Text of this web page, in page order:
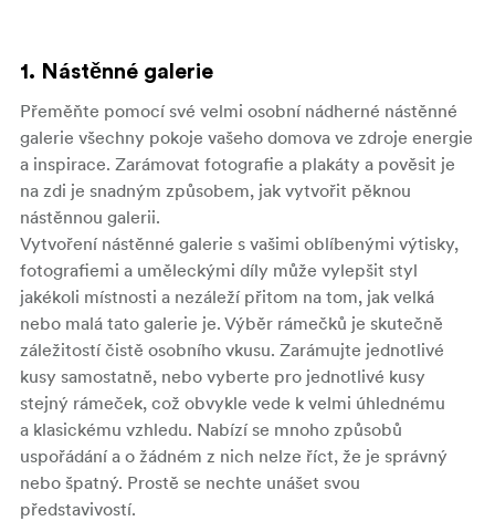
1. Nástěnné galerie
Přeměňte pomocí své velmi osobní nádherné nástěnné
galerie všechny pokoje vašeho domova ve zdroje energie
a inspirace. Zarámovat fotografie a plakáty a pověsit je
na zdi je snadným způsobem, jak vytvořit pěknou
nástěnnou galerii.
Vytvoření nástěnné galerie s vašimi oblíbenými výtisky,
fotografiemi a uměleckými díly může vylepšit styl
jakékoli místnosti a nezáleží přitom na tom, jak velká
nebo malá tato galerie je. Výběr rámečků je skutečně
záležitostí čistě osobního vkusu. Zarámujte jednotlivé
kusy samostatně, nebo vyberte pro jednotlivé kusy
stejný rámeček, což obvykle vede k velmi úhlednému
a klasickému vzhledu. Nabízí se mnoho způsobů
uspořádání a o žádném z nich nelze říct, že je správný
nebo špatný. Prostě se nechte unášet svou
představivostí.